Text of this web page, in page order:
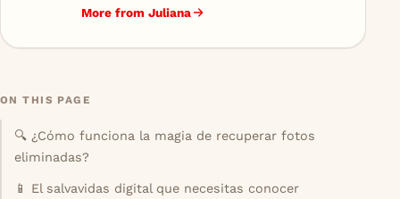
More from Juliana
ON THIS PAGE
🔍 ¿Cómo funciona la magia de recuperar fotos
eliminadas?
📱 El salvavidas digital que necesitas conocer